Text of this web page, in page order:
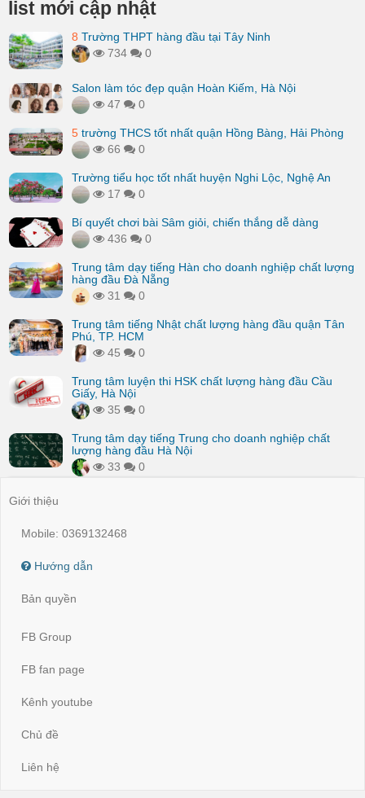
list mới cập nhật
8 Trường THPT hàng đầu tại Tây Ninh
734
0
Salon làm tóc đẹp quận Hoàn Kiếm, Hà Nội
47
0
5 trường THCS tốt nhất quận Hồng Bàng, Hải Phòng
66
0
Trường tiểu học tốt nhất huyện Nghi Lộc, Nghệ An
17
0
Bí quyết chơi bài Sâm giỏi, chiến thắng dễ dàng
436
0
Trung tâm dạy tiếng Hàn cho doanh nghiệp chất lượng
hàng đầu Đà Nẵng
31
0
Trung tâm tiếng Nhật chất lượng hàng đầu quận Tân
Phú, TP. HCM
45
0
Trung tâm luyện thi HSK chất lượng hàng đầu Cầu
Giấy, Hà Nội
35
0
Trung tâm dạy tiếng Trung cho doanh nghiệp chất
lượng hàng đầu Hà Nội
33
0
Giới thiệu
Mobile: 0369132468
Hướng dẫn
Bản quyền
FB Group
FB fan page
Kênh youtube
Chủ đề
Liên hệ